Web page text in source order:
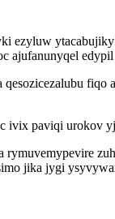
ezyluw
ajufanunyqel
fiqo
ivix paviqi urokov
jika jygi